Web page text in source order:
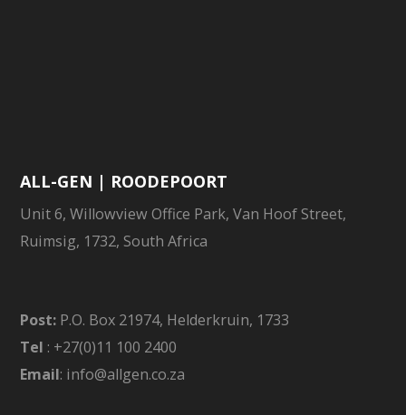
ALL-GEN | ROODEPOORT
Unit 6, Willowview Office Park, Van Hoof Street,
Ruimsig, 1732, South Africa
Post: P.O. Box 21974, Helderkruin, 1733
Tel : +27(0)11 100 2400
Email: info@allgen.co.za